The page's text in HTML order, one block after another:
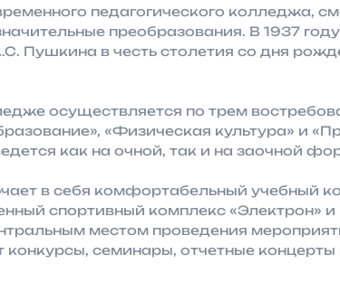
педагогического колледжа,
преобразования. В 1937
Пушкина в честь столетия со дня
осуществляется по трем
«Физическая культура» и
как на очной, так и на заочной
в себя комфортабельный учебный
спортивный комплекс «Электрон» и
местом проведения
конкурсы, семинары, отчетные концерты